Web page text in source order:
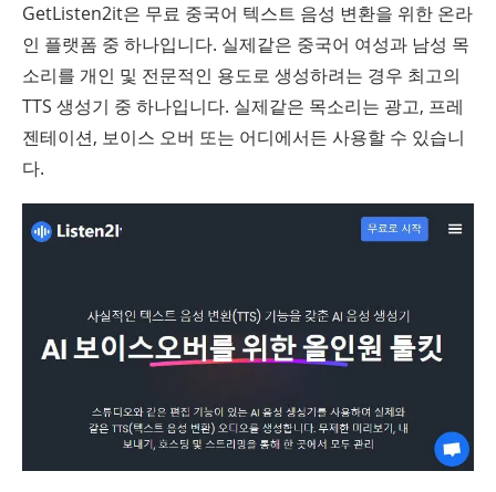
GetListen2it은 무료 중국어 텍스트 음성 변환을 위한 온라
인 플랫폼 중 하나입니다. 실제같은 중국어 여성과 남성 목
소리를 개인 및 전문적인 용도로 생성하려는 경우 최고의
TTS 생성기 중 하나입니다. 실제같은 목소리는 광고, 프레
젠테이션, 보이스 오버 또는 어디에서든 사용할 수 있습니
다.